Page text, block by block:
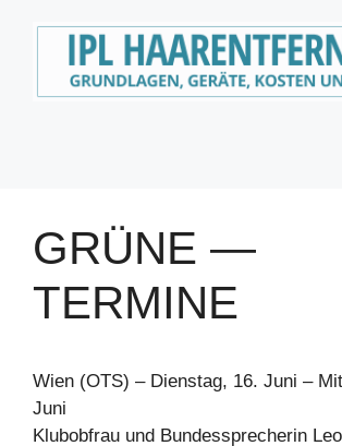
GRÜNE —
TERMINE
Wien (OTS) – Dienstag, 16. Juni –
Juni
Klubobfrau und Bundessprecherin